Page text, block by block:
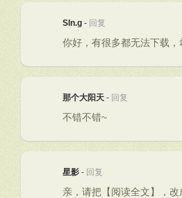
SIn.g - 回复
你好，有很多都无法下载
那个大阳天 - 回复
不错不错~
星影 - 回复
亲，请把【阅读全文】，